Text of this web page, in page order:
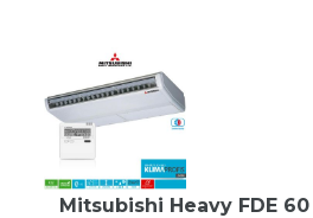
Mitsubishi Heavy FDE 60